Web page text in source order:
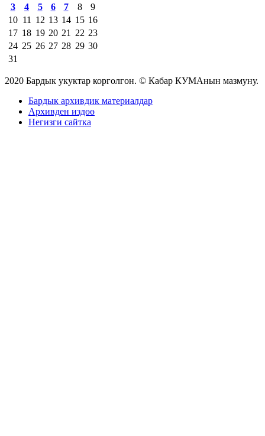
3
4 5 6 7 8
9
10 11 12 13 14 15 16
17 18 19 20 21 22 23
24 25 26 27 28 29 30
31
2020 Бардык укуктар корголгон. © Кабар КУМАнын мазмуну.
Бардык архивдик материалдар
Архивден издөө
Негизги сайтка